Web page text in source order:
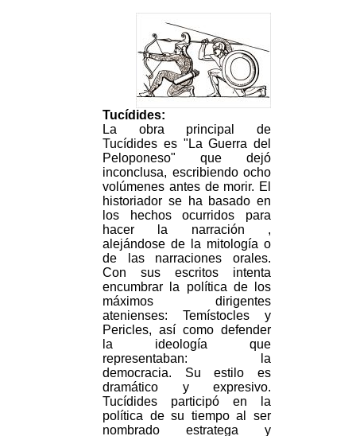
Tucídides:
La obra principal de
Tucídides es "La Guerra del
Peloponeso" que dejó
inconclusa, escribiendo ocho
volúmenes antes de morir. El
historiador se ha basado en
los hechos ocurridos para
hacer la narración ,
alejándose de la mitología o
de las narraciones orales.
Con sus escritos intenta
encumbrar la política de los
máximos dirigentes
atenienses: Temístocles y
Pericles, así como defender
la ideología que
representaban: la
democracia. Su estilo es
dramático y expresivo.
Tucídides participó en la
política de su tiempo al ser
nombrado estratega y